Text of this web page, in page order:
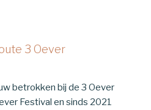
3 Oever
betrokken bij de 3 Oever
Festival en sinds 2021